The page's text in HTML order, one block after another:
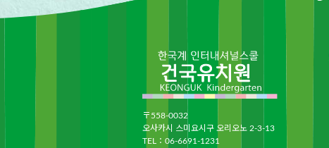
〒558-0032
오사카시 스미요시구 오리오노 2-3-13
TEL： 06-6691-1231